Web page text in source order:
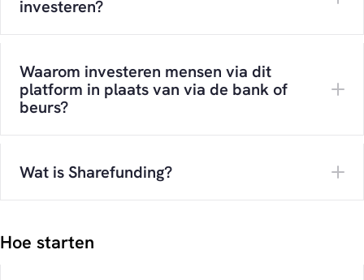
investeren?
Waarom investeren mensen via dit
platform in plaats van via de bank of
beurs?
Wat is Sharefunding?
Hoe starten